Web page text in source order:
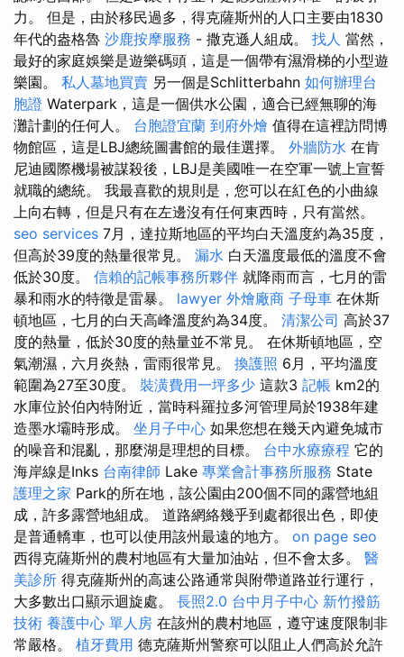
力。 但是，由於移民過多，得克薩斯州的人口主要由1830
年代的盎格魯 沙鹿按摩服務 - 撒克遜人組成。 找人 當然，
最好的家庭娛樂是遊樂碼頭，這是一個帶有濕滑梯的小型遊
樂園。 私人墓地買賣 另一個是Schlitterbahn 如何辦理台
胞證 Waterpark，這是一個供水公園，適合已經無聊的海
灘計劃的任何人。 台胞證宜蘭 到府外燴 值得在這裡訪問博
物館區，這是LBJ總統圖書館的最佳選擇。 外牆防水 在肯
尼迪國際機場被謀殺後，LBJ是美國唯一在空軍一號上宣誓
就職的總統。 我最喜歡的規則是，您可以在紅色的小曲線
上向右轉，但是只有在左邊沒有任何東西時，只有當然。
seo services 7月，達拉斯地區的平均白天溫度約為35度，
但高於39度的熱量很常見。 漏水 白天溫度最低的溫度不會
低於30度。 信賴的記帳事務所夥伴 就降雨而言，七月的雷
暴和雨水的特徵是雷暴。 lawyer 外燴廠商 子母車 在休斯
頓地區，七月的白天高峰溫度約為34度。 清潔公司 高於37
度的熱量，低於30度的熱量並不常見。 在休斯頓地區，空
氣潮濕，六月炎熱，雷雨很常見。 換護照 6月，平均溫度
範圍為27至30度。 裝潢費用一坪多少 這款3 記帳 km2的
水庫位於伯內特附近，當時科羅拉多河管理局於1938年建
造墨水壩時形成。 坐月子中心 如果您想在幾天內避免城市
的噪音和混亂，那麼湖是理想的目標。 台中水療療程 它的
海岸線是Inks 台南律師 Lake 專業會計事務所服務 State
護理之家 Park的所在地，該公園由200個不同的露營地組
成，許多露營地組成。 道路網絡幾乎到處都很出色，即使
是普通轎車，也可以使用該州最遠的地方。 on page seo
西得克薩斯州的農村地區有大量加油站，但不會太多。 醫
美診所 得克薩斯州的高速公路通常與附帶道路並行運行，
大多數出口顯示迴旋處。 長照2.0 台中月子中心 新竹撥筋
技術 養護中心 單人房 在該州的農村地區，遵守速度限制非
常嚴格。 植牙費用 德克薩斯州警察可以阻止人們高於允許